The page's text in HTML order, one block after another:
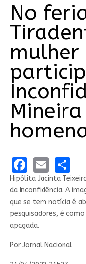
No
mulher
Mineira
Facebook
Email
Hipólita Jacinta
da Inconfidência. A
que se tem notícia é
pesquisadores, é
apagada.
Por Jornal Nacional